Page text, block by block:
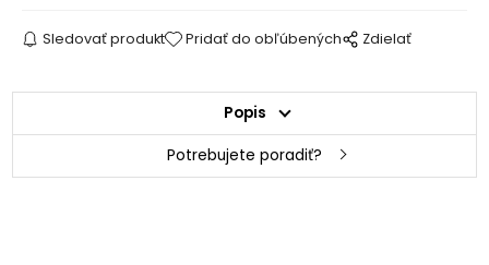
Sledovať produkt Pridať do obľúbených Zdielať
Popis
Potrebujete poradiť?